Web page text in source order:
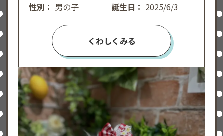
性別： 男の子 誕生日： 2025/6/3
くわしくみる